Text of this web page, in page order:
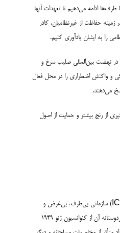
طرف‌ها ادامه می‌دهیم تا تعهدات آنها
حفاظت از غیرنظامیان، کادر
را به ایشان یادآوری کنیم.
در نهضت بین‌المللی صلیب سرخ و
و واکنش اضطراری را در محل فعال
می‌دهند.
از رنج بیشتر و حمایت از اصول
کمیته بین‌المللی صلیب سرخ (ICRC) سازمانی بی‌طرف، بی‌غرض و
مستقل است که رسالت منحصراً بشردوستانه آن از کنوانسیون ژنو 1949